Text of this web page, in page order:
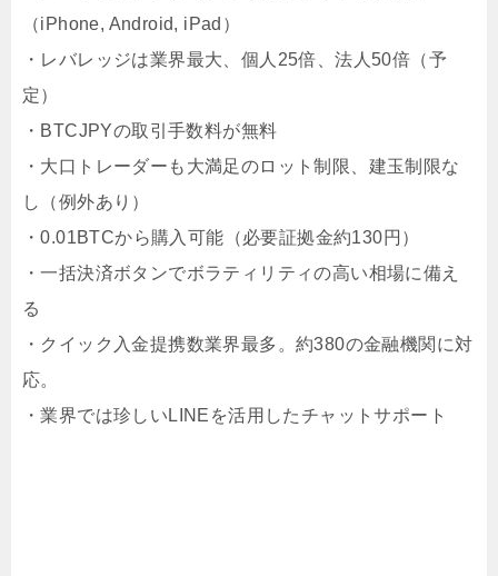
（iPhone, Android, iPad）
・レバレッジは業界最大、個人25倍、法人50倍（予
定）
・BTCJPYの取引手数料が無料
・大口トレーダーも大満足のロット制限、建玉制限な
し（例外あり）
・0.01BTCから購入可能（必要証拠金約130円）
・一括決済ボタンでボラティリティの高い相場に備え
る
・クイック入金提携数業界最多。約380の金融機関に対
応。
・業界では珍しいLINEを活用したチャットサポート